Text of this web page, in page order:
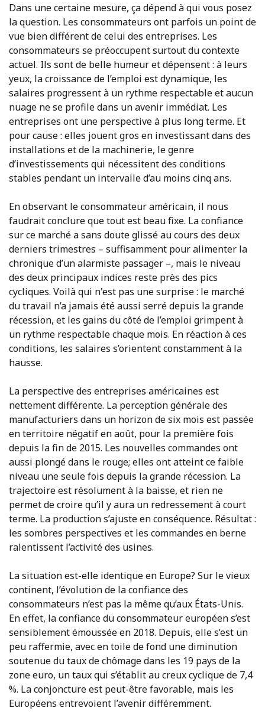
Dans une certaine mesure, ça dépend à qui vous posez
la question. Les consommateurs ont parfois un point de
vue bien différent de celui des entreprises. Les
consommateurs se préoccupent surtout du contexte
actuel. Ils sont de belle humeur et dépensent : à leurs
yeux, la croissance de l’emploi est dynamique, les
salaires progressent à un rythme respectable et aucun
nuage ne se profile dans un avenir immédiat. Les
entreprises ont une perspective à plus long terme. Et
pour cause : elles jouent gros en investissant dans des
installations et de la machinerie, le genre
d’investissements qui nécessitent des conditions
stables pendant un intervalle d’au moins cinq ans.
En observant le consommateur américain, il nous
faudrait conclure que tout est beau fixe. La confiance
sur ce marché a sans doute glissé au cours des deux
derniers trimestres – suffisamment pour alimenter la
chronique d’un alarmiste passager –, mais le niveau
des deux principaux indices reste près des pics
cycliques. Voilà qui n'est pas une surprise : le marché
du travail n’a jamais été aussi serré depuis la grande
récession, et les gains du côté de l’emploi grimpent à
un rythme respectable chaque mois. En réaction à ces
conditions, les salaires s’orientent constamment à la
hausse.
La perspective des entreprises américaines est
nettement différente. La perception générale des
manufacturiers dans un horizon de six mois est passée
en territoire négatif en août, pour la première fois
depuis la fin de 2015. Les nouvelles commandes ont
aussi plongé dans le rouge; elles ont atteint ce faible
niveau une seule fois depuis la grande récession. La
trajectoire est résolument à la baisse, et rien ne
permet de croire qu’il y aura un redressement à court
terme. La production s’ajuste en conséquence. Résultat :
les sombres perspectives et les commandes en berne
ralentissent l’activité des usines.
La situation est-elle identique en Europe? Sur le vieux
continent, l’évolution de la confiance des
consommateurs n’est pas la même qu’aux États-Unis.
En effet, la confiance du consommateur européen s’est
sensiblement émoussée en 2018. Depuis, elle s’est un
peu raffermie, avec en toile de fond une diminution
soutenue du taux de chômage dans les 19 pays de la
zone euro, un taux qui s’établit au creux cyclique de 7,4
%. La conjoncture est peut-être favorable, mais les
Européens entrevoient l’avenir différemment.